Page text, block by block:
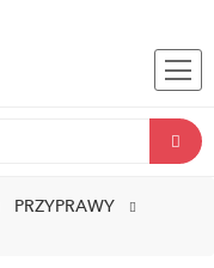
PRZYPRAWY